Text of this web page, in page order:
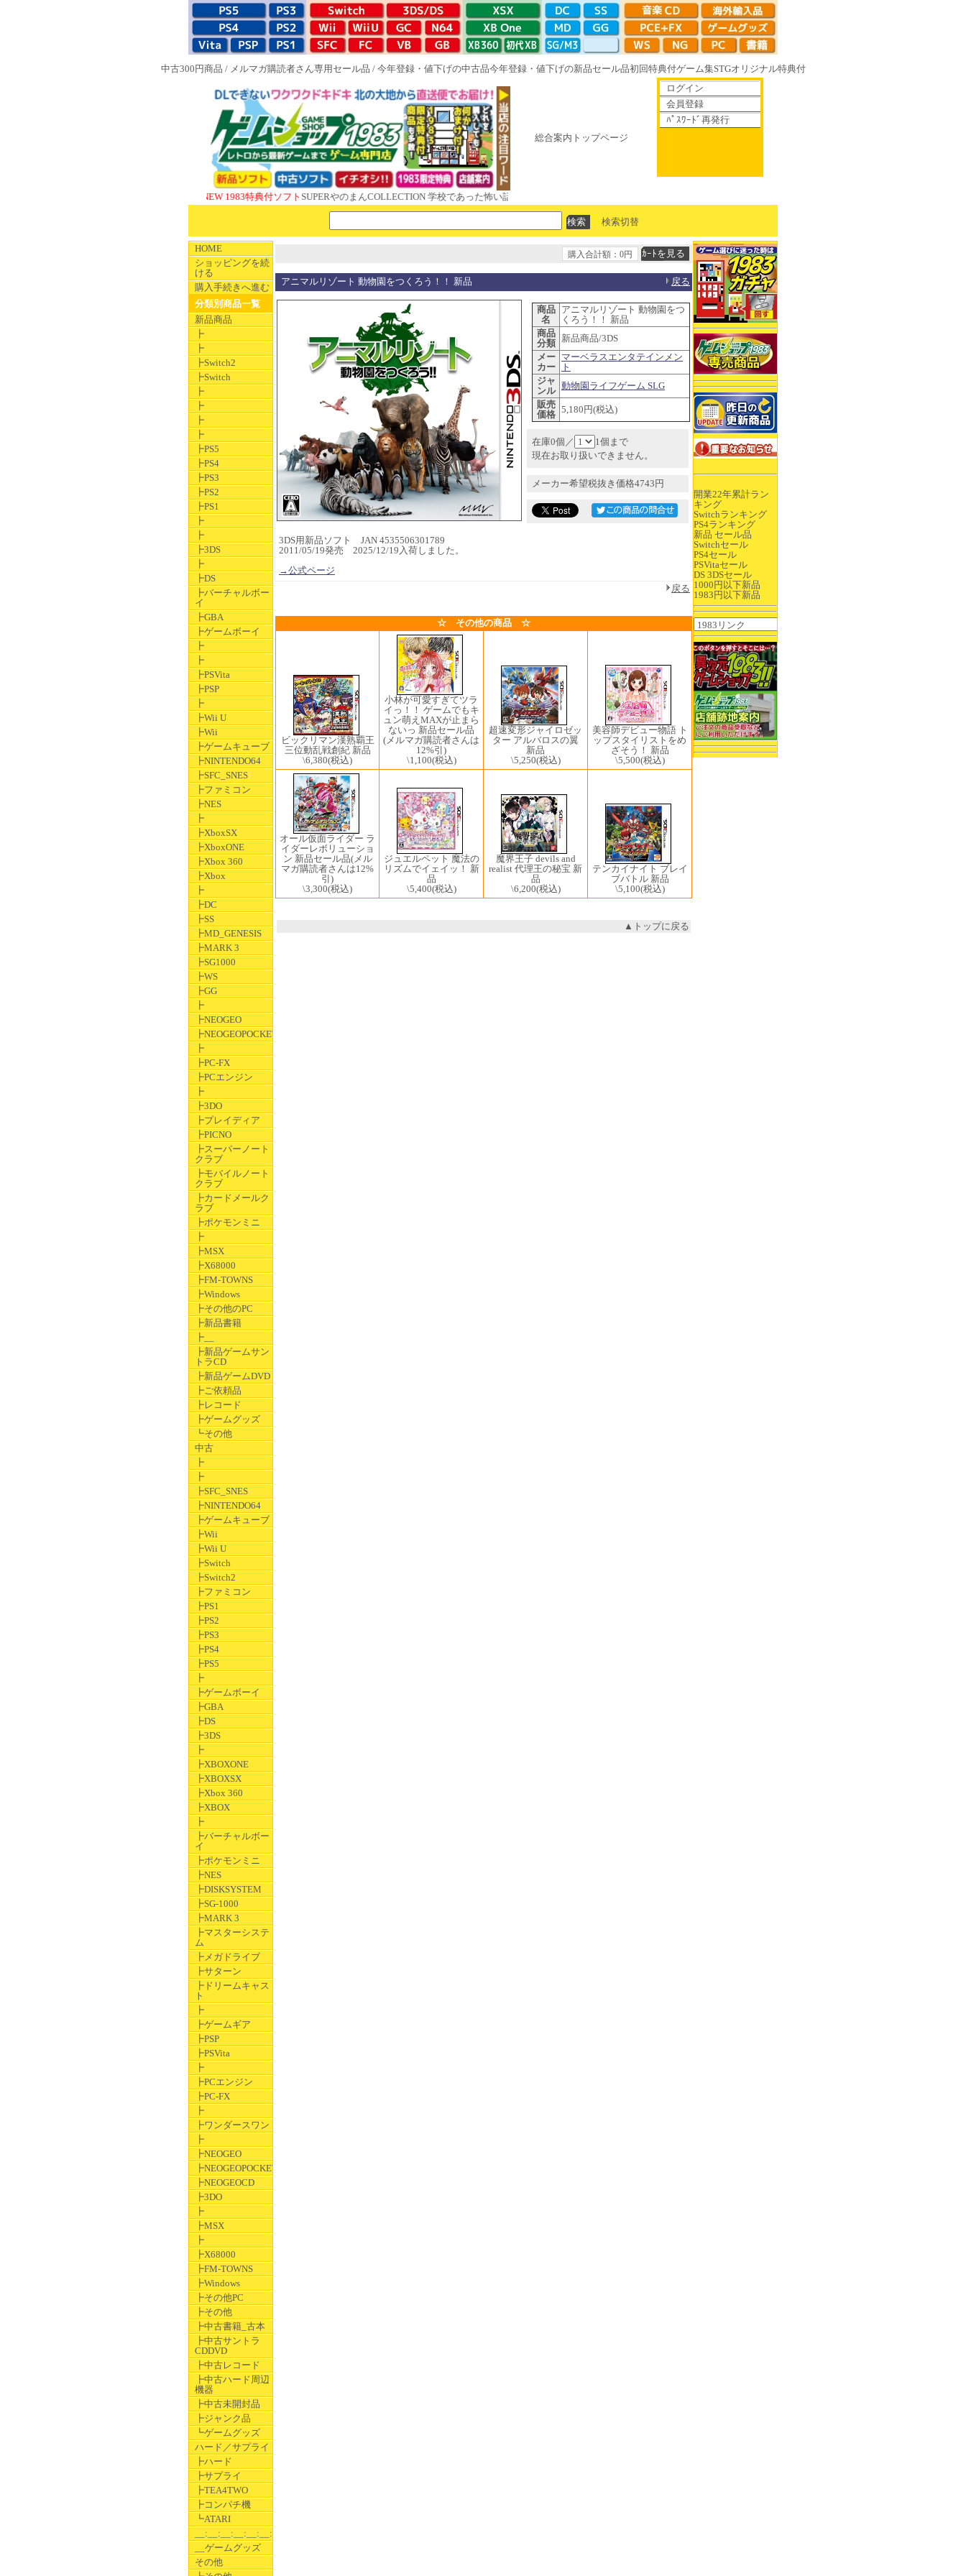
中古300円商品 / メルマガ購読者さん専用セール品 / 今年登録・値下げの中古品今年登録・値下げの新品セール品初回特典付ゲーム集STGオリジナル特典付
総合案内トップページ
NEW 1983特典付ソフトSUPERやのまんCOLLECTION 学校であった怖い話と晦󠄀つきこもり ルート16R やがて散りゆく鏡の花へ 70年代風ロボットアニメ ゲッP-X アレサCOLLECTION
ログイン
会員登録
ﾊﾟｽﾜｰﾄﾞ再発行
検索切替
HOME
ショッピングを続
ける
購入手続きへ進む
分類別商品一覧
新品商品
┣
┣
┣Switch2
┣Switch
┣
┣
┣
┣
┣PS5
┣PS4
┣PS3
┣PS2
┣PS1
┣
┣
┣3DS
┣
┣DS
┣バーチャルボー
イ
┣GBA
┣ゲームボーイ
┣
┣
┣PSVita
┣PSP
┣
┣Wii U
┣Wii
┣ゲームキューブ
┣NINTENDO64
┣SFC_SNES
┣ファミコン
┣NES
┣
┣XboxSX
┣XboxONE
┣Xbox 360
┣Xbox
┣
┣DC
┣SS
┣MD_GENESIS
┣MARK 3
┣SG1000
┣WS
┣GG
┣
┣NEOGEO
┣NEOGEOPOCKET
┣
┣PC-FX
┣PCエンジン
┣
┣3DO
┣プレイディア
┣PICNO
┣スーパーノート
クラブ
┣モバイルノート
クラブ
┣カードメールク
ラブ
┣ポケモンミニ
┣
┣MSX
┣X68000
┣FM-TOWNS
┣Windows
┣その他のPC
┣新品書籍
┣__
┣新品ゲームサン
トラCD
┣新品ゲームDVD
┣ご依頼品
┣レコード
┣ゲームグッズ
┗その他
中古
┣
┣
┣SFC_SNES
┣NINTENDO64
┣ゲームキューブ
┣Wii
┣Wii U
┣Switch
┣Switch2
┣ファミコン
┣PS1
┣PS2
┣PS3
┣PS4
┣PS5
┣
┣ゲームボーイ
┣GBA
┣DS
┣3DS
┣
┣XBOXONE
┣XBOXSX
┣Xbox 360
┣XBOX
┣
┣バーチャルボー
イ
┣ポケモンミニ
┣NES
┣DISKSYSTEM
┣SG-1000
┣MARK 3
┣マスターシステ
ム
┣メガドライブ
┣サターン
┣ドリームキャス
ト
┣
┣ゲームギア
┣PSP
┣PSVita
┣
┣PCエンジン
┣PC-FX
┣
┣ワンダースワン
┣
┣NEOGEO
┣NEOGEOPOCKET
┣NEOGEOCD
┣3DO
┣
┣MSX
┣
┣X68000
┣FM-TOWNS
┣Windows
┣その他PC
┣その他
┣中古書籍_古本
┣中古サントラ
CDDVD
┣中古レコード
┣中古ハード周辺
機器
┣中古未開封品
┣ジャンク品
┗ゲームグッズ
ハード／サプライ
┣ハード
┣サプライ
┣TEA4TWO
┣コンパチ機
┗ATARI
__:__:__:__:__:__:__
__ゲームグッズ
その他
開業22年累計ラン
キング
Switchランキング
PS4ランキング
新品 セール品
Switchセール
PS4セール
PSVitaセール
DS 3DSセール
1000円以下新品
1983円以下新品
購入合計額：0円
アニマルリゾート 動物園をつくろう！！ 新品 戻る
商品
名
アニマルリゾート 動物園をつ
くろう！！ 新品
商品
分類
新品商品/3DS
メー
カー
マーベラスエンタテインメン
ト
ジャ
ンル 動物園ライフゲーム SLG
販売
価格 5,180円(税込)
在庫0個／
1個まで
現在お取り扱いできません。
メーカー希望税抜き価格4743円
3DS用新品ソフト JAN 4535506301789
2011/05/19発売 2025/12/19入荷しました。
→公式ページ
戻る
☆ その他の商品 ☆
ビックリマン漢熟覇王
三位動乱戦創紀 新品
\6,380(税込)
小林が可愛すぎてツラ
イっ！！ ゲームでもキ
ュン萌えMAXが止まら
ないっ 新品セール品
(メルマガ購読者さんは
12%引)
\1,100(税込)
超速変形ジャイロゼッ
ター アルバロスの翼
新品
\5,250(税込)
美容師デビュー物語 ト
ップスタイリストをめ
ざそう！ 新品
\5,500(税込)
オール仮面ライダー ラ
イダーレボリューショ
ン 新品セール品(メル
マガ購読者さんは12%
引)
\3,300(税込)
ジュエルペット 魔法の
リズムでイェイッ！ 新
品
\5,400(税込)
魔界王子 devils and
realist 代理王の秘宝 新
品
\6,200(税込)
テンカイナイト ブレイ
ブバトル 新品
\5,100(税込)
▲トップに戻る